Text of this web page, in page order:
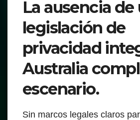
La ausencia de
legislación de
privacidad
Australia
escenario.
Sin marcos legales claros